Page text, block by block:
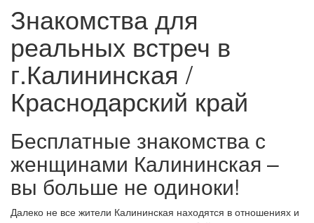
Знакомства для
реальных встреч в
г.Калининская /
Краснодарский край
Бесплатные знакомства с
женщинами Калининская –
вы больше не одиноки!
Далеко не все жители Калининская находятся в отношениях и